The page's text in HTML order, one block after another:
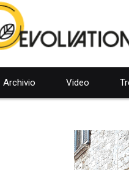
Archivio Video